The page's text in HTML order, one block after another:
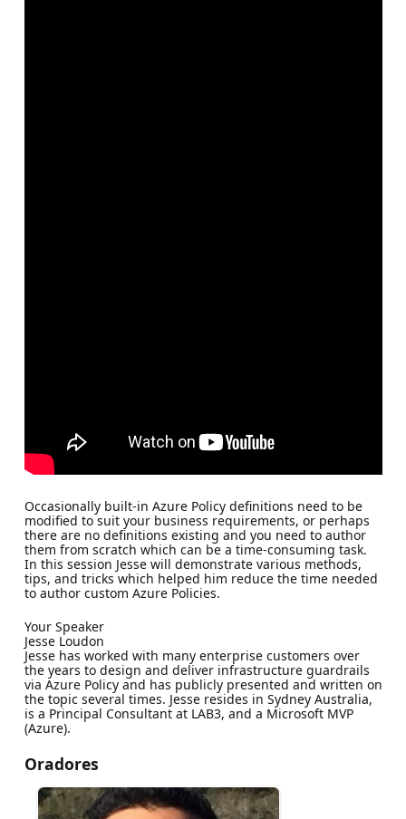
Occasionally built-in Azure Policy definitions need to be
modified to suit your business requirements, or perhaps
there are no definitions existing and you need to author
them from scratch which can be a time-consuming task.
In this session Jesse will demonstrate various methods,
tips, and tricks which helped him reduce the time needed
to author custom Azure Policies.
Your Speaker
Jesse Loudon
Jesse has worked with many enterprise customers over
the years to design and deliver infrastructure guardrails
via Azure Policy and has publicly presented and written on
the topic several times. Jesse resides in Sydney Australia,
is a Principal Consultant at LAB3, and a Microsoft MVP
(Azure).
Oradores